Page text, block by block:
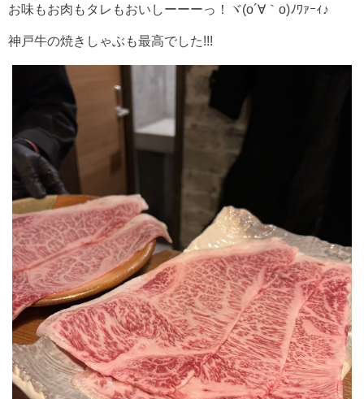
お味もお肉もタレもおいしーーーっ！ヾ(o´∀｀o)ﾉﾜｧｰｨ♪
神戸牛の焼きしゃぶも最高でした!!!